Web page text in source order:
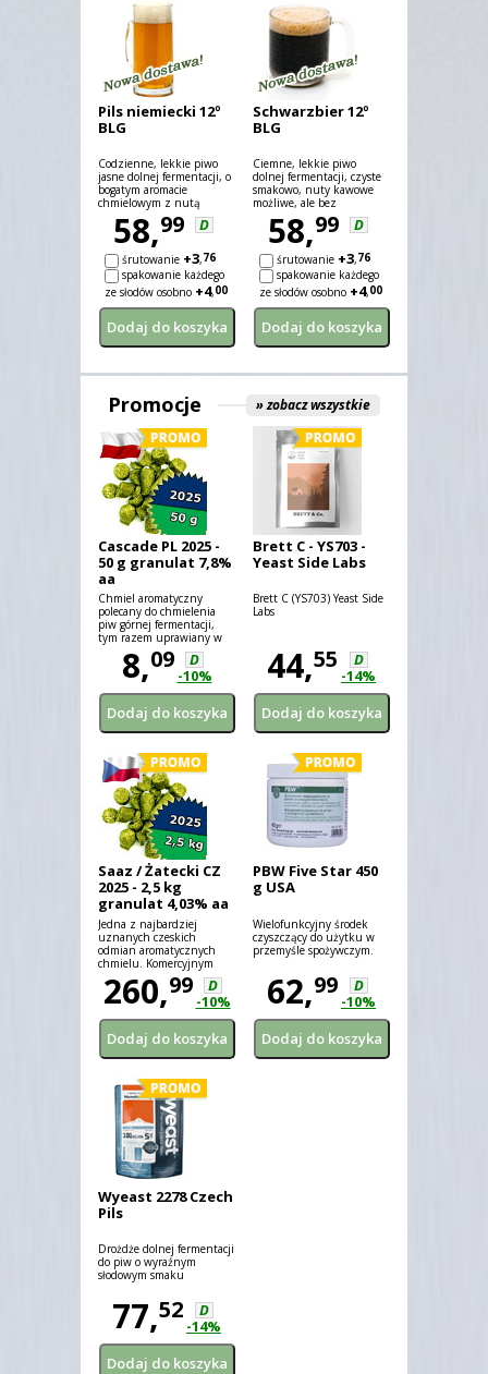
Pils niemiecki 12º
BLG
Codzienne, lekkie piwo
jasne dolnej fermentacji, o
bogatym aromacie
chmielowym z nutą
słodową. Bazą są surowce
wyłącznie z kraju
pochodzenia stylu.
58,99 D
śrutowanie +3,76
spakowanie każdego
ze słodów osobno +4,00
Schwarzbier 12º
BLG
Ciemne, lekkie piwo
dolnej fermentacji, czyste
smakowo, nuty kawowe
możliwe, ale bez
cierpkości. Goryczka
chmielowa umiarkowana,
piwo raczej wytrawne.
58,99 D
śrutowanie +3,76
spakowanie każdego
ze słodów osobno +4,00
Promocje » zobacz wszystkie
Cascade PL 2025 -
50 g granulat 7,8%
aa
Chmiel aromatyczny
polecany do chmielenia
piw górnej fermentacji,
tym razem uprawiany w
Polsce!8,09
D
-10%
Brett C - YS703 -
Yeast Side Labs
Brett C (YS703) Yeast Side
Labs
44,55
D
-14%
Saaz / Żatecki CZ
2025 - 2,5 kg
granulat 4,03% aa
Jedna z najbardziej
uznanych czeskich
odmian aromatycznych
chmielu. Komercyjnym
przykładem jej użycia jest
Pilsner Urquell.
260,99
D
-10%
PBW Five Star 450
g USA
Wielofunkcyjny środek
czyszczący do użytku w
przemyśle spożywczym.
62,99
D
-10%
Wyeast 2278 Czech
Pils
Drożdże dolnej fermentacji
do piw o wyraźnym
słodowym smaku
77,52
D
-14%